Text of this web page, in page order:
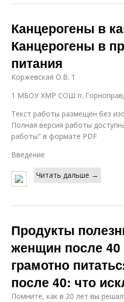
Канцерогены в
Канцерогены в
питания
Коржевская О.В. 1
1 МБОУ ХМР СОШ п.
Текст работы размещён без
Полная версия работы
работы" в формате PDF
Введение
Читать дальше →
Продукты
женщин после 40
грамотно
после 40: что
Помните, как в 20 лет вы